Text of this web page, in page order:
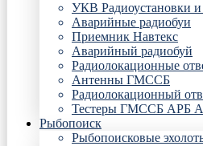
УКВ Радиоустановки и
Аварийные радиобуи
Приемник Навтекс
Аварийный радиобуй
Радиолокационные
Антенны ГМССБ
Радиолокационный
Тестеры ГМССБ АРБ
Рыбопоиск
Рыбопоисковые